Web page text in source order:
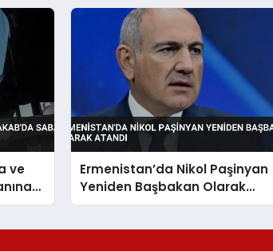
ve
Ermenistan’da Nikol Paşinyan
Yeniden Başbakan Olarak
Atandı